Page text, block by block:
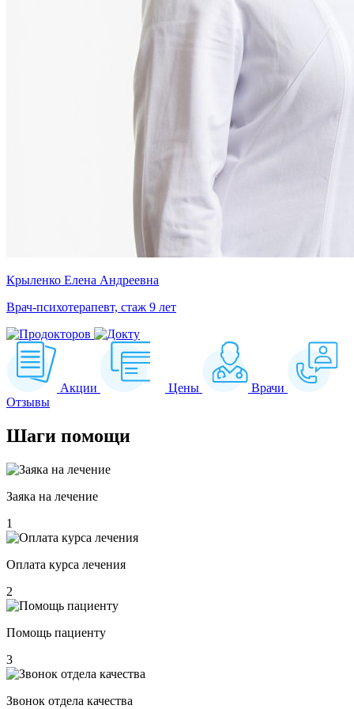
Крыленко Елена Андреевна
Врач-психотерапевт, стаж 9 лет
Акции Цены
Врачи
Отзывы
Шаги помощи
Заяка на лечение
1
Оплата курса лечения
2
Помощь пациенту
3
Звонок отдела качества